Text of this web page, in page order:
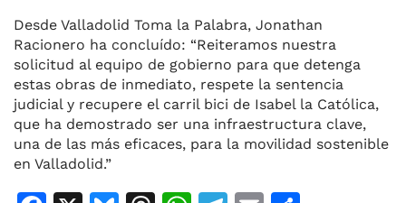
Desde Valladolid Toma la Palabra, Jonathan
Racionero ha concluído: “Reiteramos nuestra
solicitud al equipo de gobierno para que detenga
estas obras de inmediato, respete la sentencia
judicial y recupere el carril bici de Isabel la Católica,
que ha demostrado ser una infraestructura clave,
una de las más eficaces, para la movilidad sostenible
en Valladolid.”